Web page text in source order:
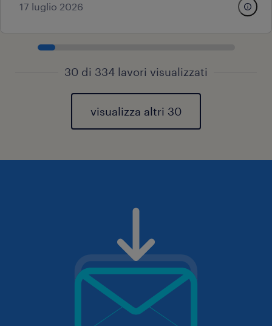
17 luglio 2026
30 di 334 lavori visualizzati
visualizza altri 30